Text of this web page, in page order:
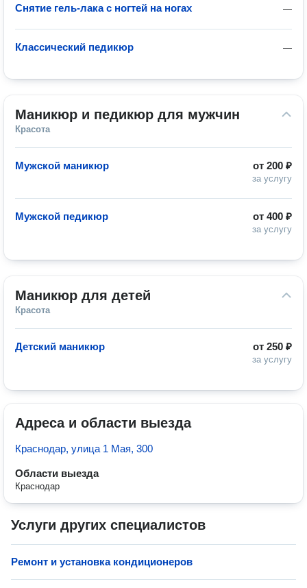
—
Снятие гель-лака с ногтей на ногах
—
Классический педикюр
Маникюр и педикюр для мужчин
Красота
от 200 ₽
за услугу
Мужской маникюр
от 400 ₽
за услугу
Мужской педикюр
Маникюр для детей
Красота
от 250 ₽
за услугу
Детский маникюр
Адреса и области выезда
Краснодар, улица 1 Мая, 300
Области выезда
Краснодар
Услуги других специалистов
Ремонт и установка кондиционеров